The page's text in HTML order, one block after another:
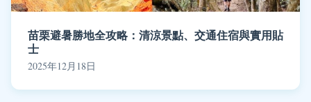
苗栗避暑勝地全攻略：清涼景點、交通住宿與實用貼
士
2025年12月18日